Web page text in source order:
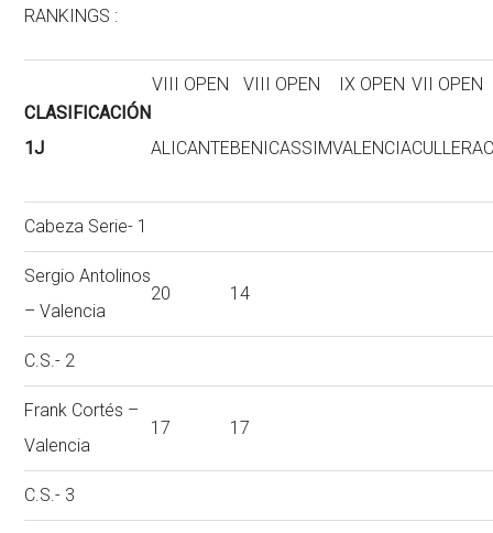
RANKINGS :
CLASIFICACIÓN
1J
VIII OPEN
ALICANTE
VIII OPEN
BENICASSIM
IX OPEN
VALENCIA
VII OPEN
CULLERA
Cabeza Serie- 1
Sergio Antolinos
– Valencia
20 14
C.S.- 2
Frank Cortés –
Valencia
17 17
C.S.- 3